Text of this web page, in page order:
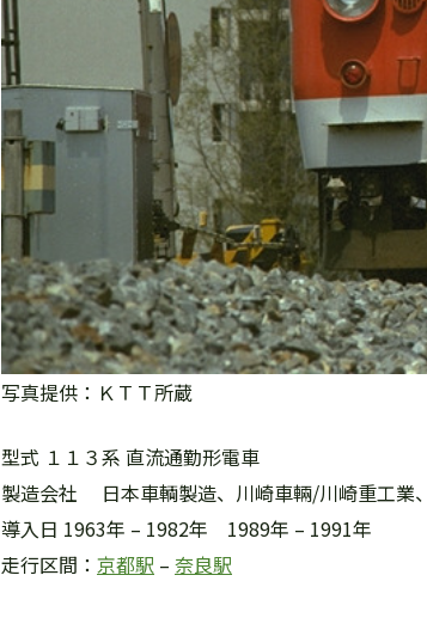
写真提供：ＫＴＴ所蔵
型式 １１３系 直流通勤形電車
製造会社 日本車輌製造、川崎車輛/川崎重工業
導入日 1963年 – 1982年 1989年 – 1991年
走行区間： 京都駅 – 奈良駅